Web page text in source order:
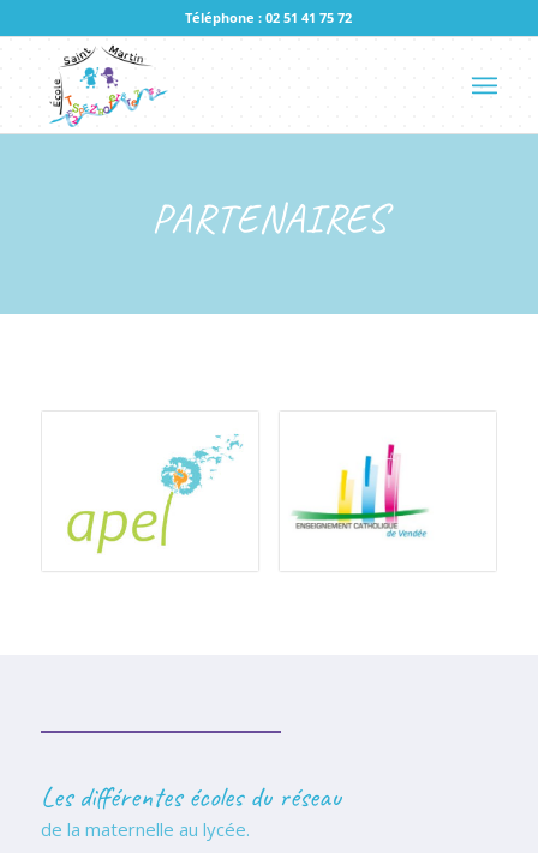
Téléphone : 02 51 41 75 72
PARTENAIRES
Les différentes écoles du réseau
de la maternelle au lycée.